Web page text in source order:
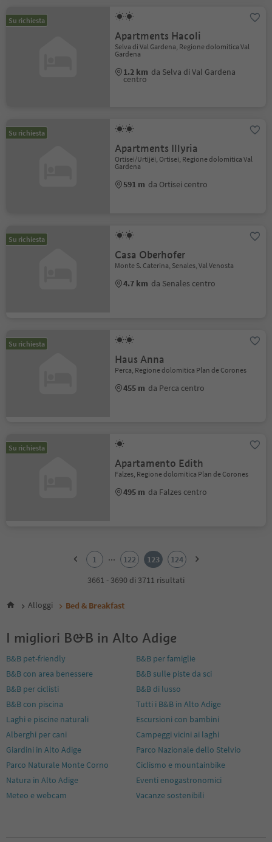
Su richiesta
Apartments Hacoli
Selva di Val Gardena, Regione dolomitica Val
Gardena
1.2 km da Selva di Val Gardena
centro
Su richiesta
Apartments Illyria
Ortisei/Urtijëi, Ortisei, Regione dolomitica Val
Gardena
591 m da Ortisei centro
Su richiesta
Casa Oberhofer
Monte S. Caterina, Senales, Val Venosta
4.7 km da Senales centro
Su richiesta
Haus Anna
Perca, Regione dolomitica Plan de Corones
455 m da Perca centro
Su richiesta
Apartamento Edith
Falzes, Regione dolomitica Plan de Corones
495 m da Falzes centro
6
11
12
13
14
16
17
18
19
21
22
1 ... 122 123
124
3661 - 3690 di 3711 risultati
Alloggi Bed & Breakfast
I migliori B&B in Alto Adige
B&B pet-friendly
B&B per famiglie
B&B con area benessere
B&B sulle piste da sci
B&B per ciclisti
B&B di lusso
B&B con piscina
Tutti i B&B in Alto Adige
Laghi e piscine naturali
Escursioni con bambini
Alberghi per cani
Campeggi vicini ai laghi
Giardini in Alto Adige
Parco Nazionale dello Stelvio
Parco Naturale Monte Corno
Ciclismo e mountainbike
Natura in Alto Adige
Eventi enogastronomici
Meteo e webcam
Vacanze sostenibili